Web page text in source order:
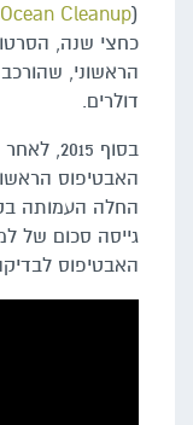
(
Cleanup
כחצי שנה,
דולרים.
בסוף
האבטיפוס
האבטיפוס